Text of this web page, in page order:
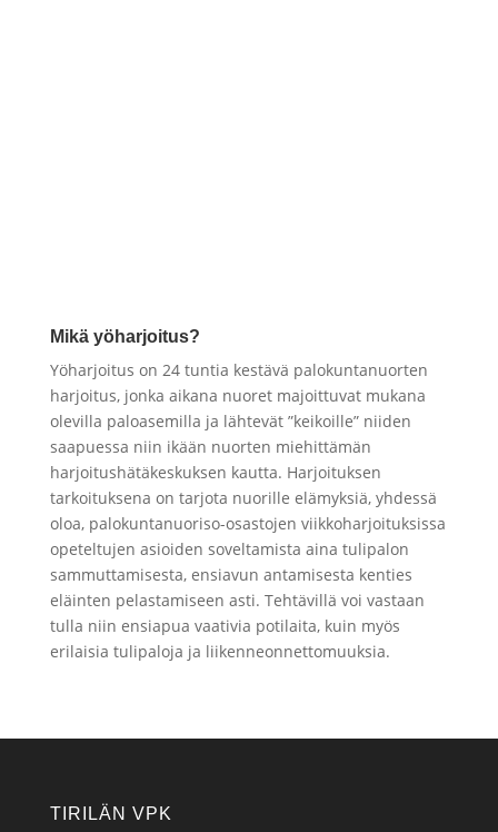
Mikä yöharjoitus?
Yöharjoitus on 24 tuntia kestävä palokuntanuorten
harjoitus, jonka aikana nuoret majoittuvat mukana
olevilla paloasemilla ja lähtevät ”keikoille” niiden
saapuessa niin ikään nuorten miehittämän
harjoitushätäkeskuksen kautta. Harjoituksen
tarkoituksena on tarjota nuorille elämyksiä, yhdessä
oloa, palokuntanuoriso-osastojen viikkoharjoituksissa
opeteltujen asioiden soveltamista aina tulipalon
sammuttamisesta, ensiavun antamisesta kenties
eläinten pelastamiseen asti. Tehtävillä voi vastaan
tulla niin ensiapua vaativia potilaita, kuin myös
erilaisia tulipaloja ja liikenneonnettomuuksia.
TIRILÄN VPK